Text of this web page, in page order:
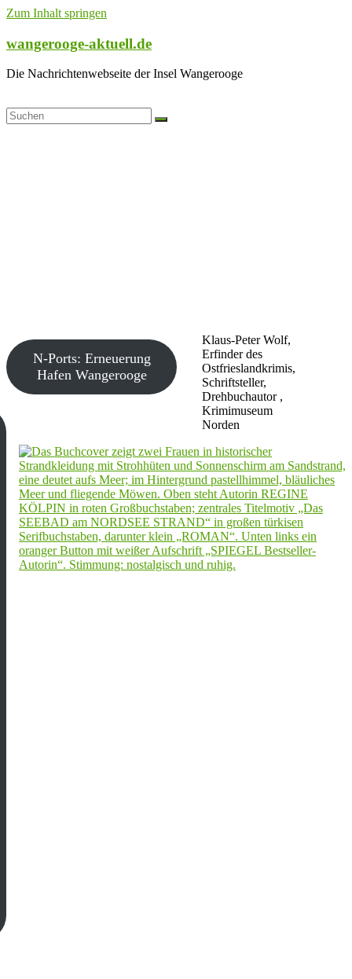
Zum Inhalt springen
wangerooge-aktuell.de
Die Nachrichtenwebseite der Insel Wangerooge
Klaus-Peter Wolf,
Erfinder des
Ostfrieslandkrimis,
Schriftsteller,
Drehbuchautor ,
Krimimuseum
Norden
N-Ports: Erneuerung
Hafen Wangerooge